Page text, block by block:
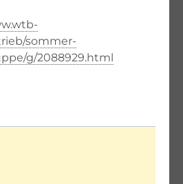
sommer-
g/2088929.html